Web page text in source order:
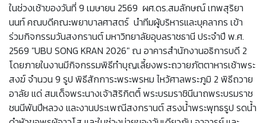
ในช่วงเช้าของวันที่ 9 เมษายน 2569 ผศ.ดร.สมลักษณ์ เทพสุริยา
นนท์ คณบดีคณะพยาบาลศาสตร์ นำทีมผู้บริหารและบุคลากร เข้า
ร่วมกิจกรรมวันสงกรานต์ มหาวิทยาลัยอุบลราชธานี ประจำปี พ.ศ.
2569 "UBU SONG KRAN 2026" ณ อาคารสำนักงานอธิการบดี 2
โดยภายในงานมีกิจกรรมพิธีทำบุญเลี้ยงพระถวายภัตตาหารเช้าพระ
สงฆ์ จำนวน 9 รูป พิธีสักการะพระพรหม ไหว้ศาลพระภูมิ 2 พิธีถวาย
อาลัย แด่ สมเด็จพระนางเจ้าสิริกิตติ์ พระบรมราชินีนาถพระบรมราช
ชนนีพันปีหลวง และงานประเพณีสงกรานต์ สรงน้ำพระพุทธรูป รดน้ำ